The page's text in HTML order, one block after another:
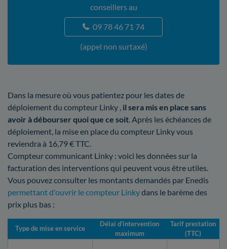
conseillers au
09 78 46 71 74
(appel non surtaxé)
Dans la mesure où vous patientez pour les dates de
déploiement du compteur Linky , il sera mis en place sans
avoir à débourser quoi que ce soit. Après les échéances de
déploiement, la mise en place du compteur Linky vous
reviendra à 16,79 € TTC.
Compteur communicant Linky : voici les données sur la
facturation des interventions qui peuvent vous être utiles.
Vous pouvez consulter les montants demandés par Enedis
permettant d'ouvrir le compteur Linkydans le barème des
prix plus bas :
Type de mise en service
Délai d’intervention
maximum
Tarif prestation
(TTC)